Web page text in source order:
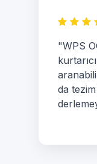
"WPS
da